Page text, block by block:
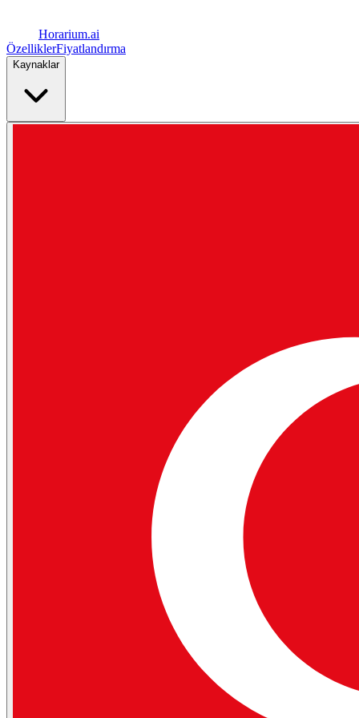
Horarium.ai
ÖzelliklerFiyatlandırma
Kaynaklar